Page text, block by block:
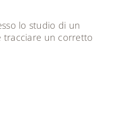
lo studio di un
tracciare un corretto